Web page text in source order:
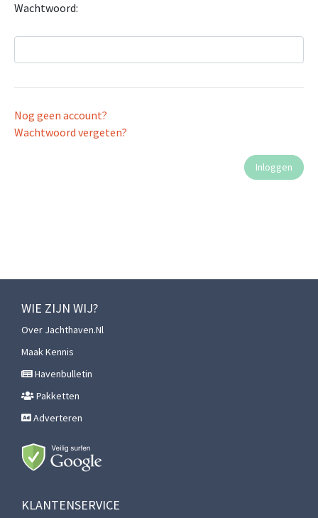
Wachtwoord:
Nog geen account?
Wachtwoord vergeten?
WIE ZIJN WIJ?
Over Jachthaven.nl
Maak Kennis
Havenbulletin
Pakketten
Adverteren
KLANTENSERVICE